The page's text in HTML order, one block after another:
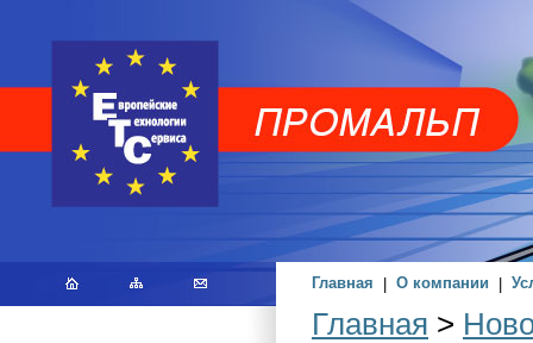
Главная О компании
Главная >